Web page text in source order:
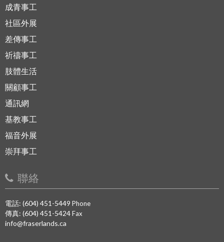
成青事工
社區外展
差傳事工
祈禱事工
肢體生活
關顧事工
通訊網
基教事工
福音外展
崇拜事工
聯絡
電話: (604) 451-5449 Phone
傳真: (604) 451-5424Fax
info@fraserlands.ca